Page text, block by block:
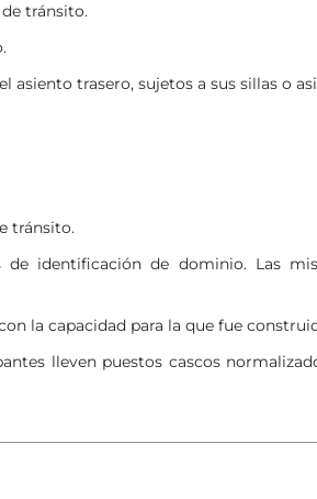
tránsito.
asiento trasero, sujetos a sus sillas o
tránsito.
identificación de dominio. Las
la capacidad para la que fue
lleven puestos cascos